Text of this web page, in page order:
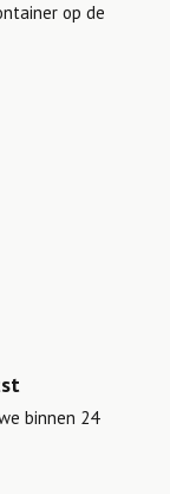
op de
binnen 24